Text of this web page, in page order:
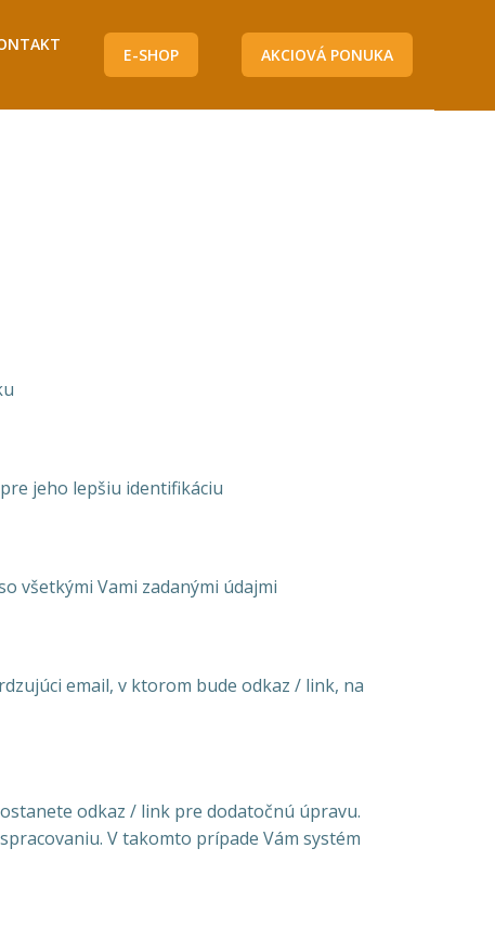
E-SHOP AKCIOVÁ PONUKA
jeho lepšiu identifikáciu
všetkými Vami zadanými údajmi
email, v ktorom bude odkaz / link, na
odkaz / link pre dodatočnú úpravu.
V takomto prípade Vám systém